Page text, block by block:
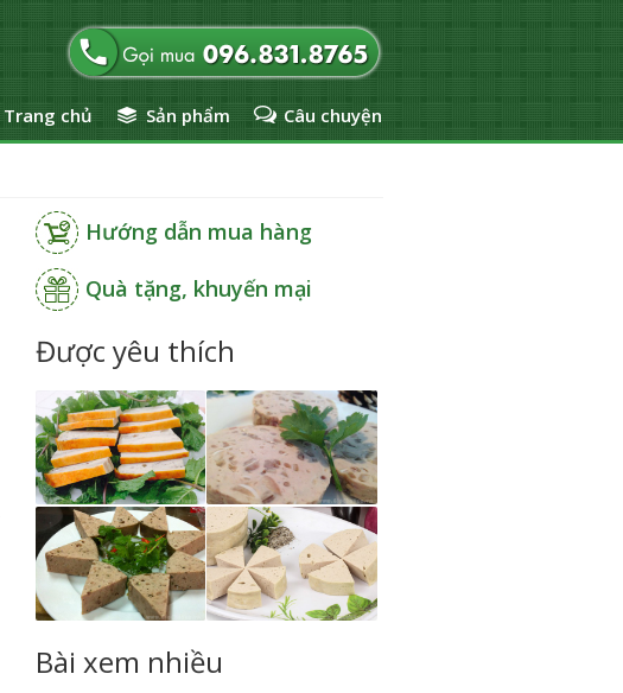
Trang chủ Sản phẩm Câu chuyện
Hướng dẫn mua hàng
Quà tặng, khuyến mại
Được yêu thích
Bài xem nhiều